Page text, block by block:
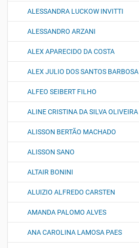
ALESSANDRA LUCKOW INVITTI
ALESSANDRO ARZANI
ALEX APARECIDO DA COSTA
ALEX JULIO DOS SANTOS BARBOSA
ALFEO SEIBERT FILHO
ALINE CRISTINA DA SILVA OLIVEIRA
ALISSON BERTÃO MACHADO
ALISSON SANO
ALTAIR BONINI
ALUIZIO ALFREDO CARSTEN
AMANDA PALOMO ALVES
ANA CAROLINA LAMOSA PAES